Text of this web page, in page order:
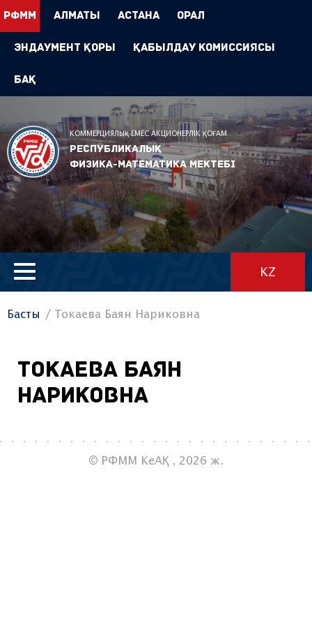
РФММ Алматы Астана Орал
Эндаумент Қоры Қабылдау комиссиясы
БАҚ
КОММЕРЦИЯЛЫҚ ЕМЕС АКЦИОНЕРЛІК ҚОҒАМ
Республикалық
физика-математика мектебі
KZ
Басты Токаева Баян Нариковна
Токаева Баян
Нариковна
© РФММ КеАҚ , 2026 ж.